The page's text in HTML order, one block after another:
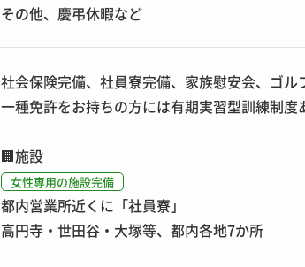
その他、慶弔休暇など
社会保険完備、社員寮完備、家族慰安会、ゴ
一種免許をお持ちの方には有期実習型訓練制度
🏢施設
女性専用の施設完備
都内営業所近くに「社員寮」
高円寺・世田谷・大塚等、都内各地7か所